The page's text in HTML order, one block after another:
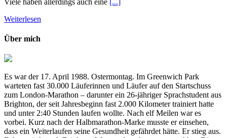
Weiterlesen
Über mich
Es war der 17. April 1988. Ostermontag. Im Greenwich Park
warteten fast 30.000 Läuferinnen und Läufer auf den Startschuss
zum London-Marathon – darunter ein 26-jähriger Sprachstudent aus
Brighton, der seit Jahresbeginn fast 2.000 Kilometer trainiert hatte
und unter 2:40 Stunden laufen wollte. Nach elf Meilen war es
vorbei. Kurz nach der Halbmarathon-Marke musste er einsehen,
dass ein Weiterlaufen seine Gesundheit gefährdet hätte. Er stieg aus.